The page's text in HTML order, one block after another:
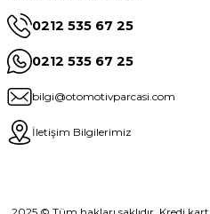
0212 535 67 25
0212 535 67 25
bilgi@otomotivparcasi.com
İletişim Bilgilerimiz
2025 © Tüm hakları saklıdır. Kredi